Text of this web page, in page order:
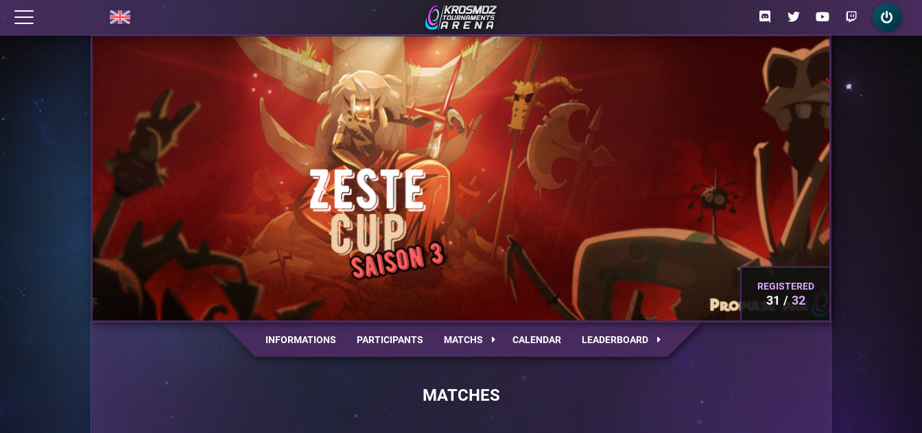
REGISTERED
31 32
INFORMATIONS PARTICIPANTS MATCHS CALENDAR LEADERBOARD
MATCHES